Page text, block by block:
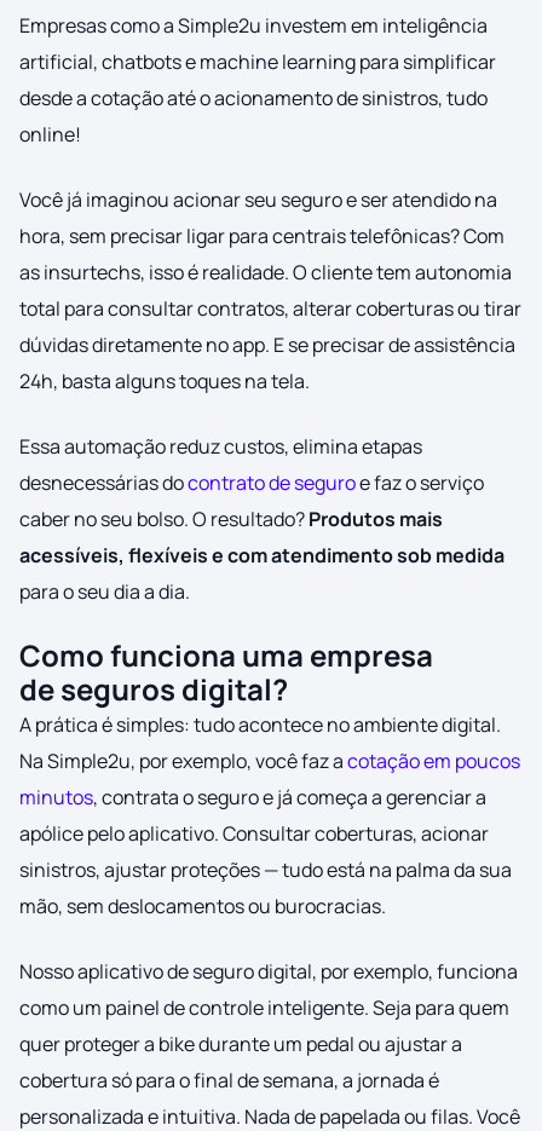
Empresas como a Simple2u investem em inteligência
artificial, chatbots e machine learning para simplificar
desde a cotação até o acionamento de sinistros, tudo
online!
Você já imaginou acionar seu seguro e ser atendido na
hora, sem precisar ligar para centrais telefônicas? Com
as insurtechs, isso é realidade. O cliente tem autonomia
total para consultar contratos, alterar coberturas ou tirar
dúvidas diretamente no app. E se precisar de assistência
24h, basta alguns toques na tela.
Essa automação reduz custos, elimina etapas
desnecessárias docontrato de seguroe faz o serviço
caber no seu bolso. O resultado?Produtos mais
acessíveis, flexíveis e com atendimento sob medida
para o seu dia a dia.
Como funciona uma empresa
de seguros digital?
A prática é simples: tudo acontece no ambiente digital.
Na Simple2u, por exemplo, você faz acotação em poucos
minutos, contrata o seguro e já começa a gerenciar a
apólice pelo aplicativo. Consultar coberturas, acionar
sinistros, ajustar proteções — tudo está na palma da sua
mão, sem deslocamentos ou burocracias.
Nosso aplicativo de seguro digital, por exemplo, funciona
como um painel de controle inteligente. Seja para quem
quer proteger a bike durante um pedal ou ajustar a
cobertura só para o final de semana, a jornada é
personalizada e intuitiva. Nada de papelada ou filas. Você